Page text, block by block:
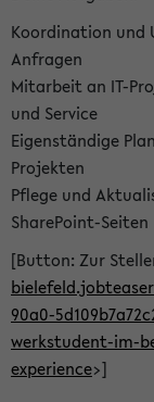
Koordination und
Anfragen
Mitarbeit an IT-
und Service
Eigenständige
Projekten
Pflege und
SharePoint-Seiten
[Button: Zur
90a0-
werkstudent-im-
experience>]